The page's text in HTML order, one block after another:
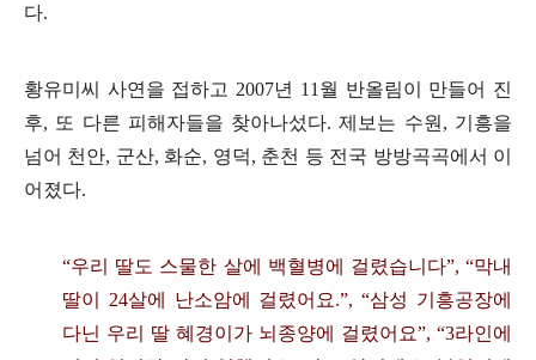
다.
황유미씨 사연을 접하고 2007년 11 월 반올림이 만들어 진
후, 또 다른 피해자들을 찾아나섰다.제보는 수원 , 기흥을
넘어 천안, 군산, 화순, 영덕, 춘천 등 전국 방방곡곡에서 이
어졌다.
“우리 딸도 스물한 살에 백혈병에 걸렸습니다”, “막내
딸이 24살에 난소암에 걸렸어요.”, “삼성 기흥공장에
다닌 우리 딸 혜경이가 뇌종양에 걸렸어요”, “3라인에